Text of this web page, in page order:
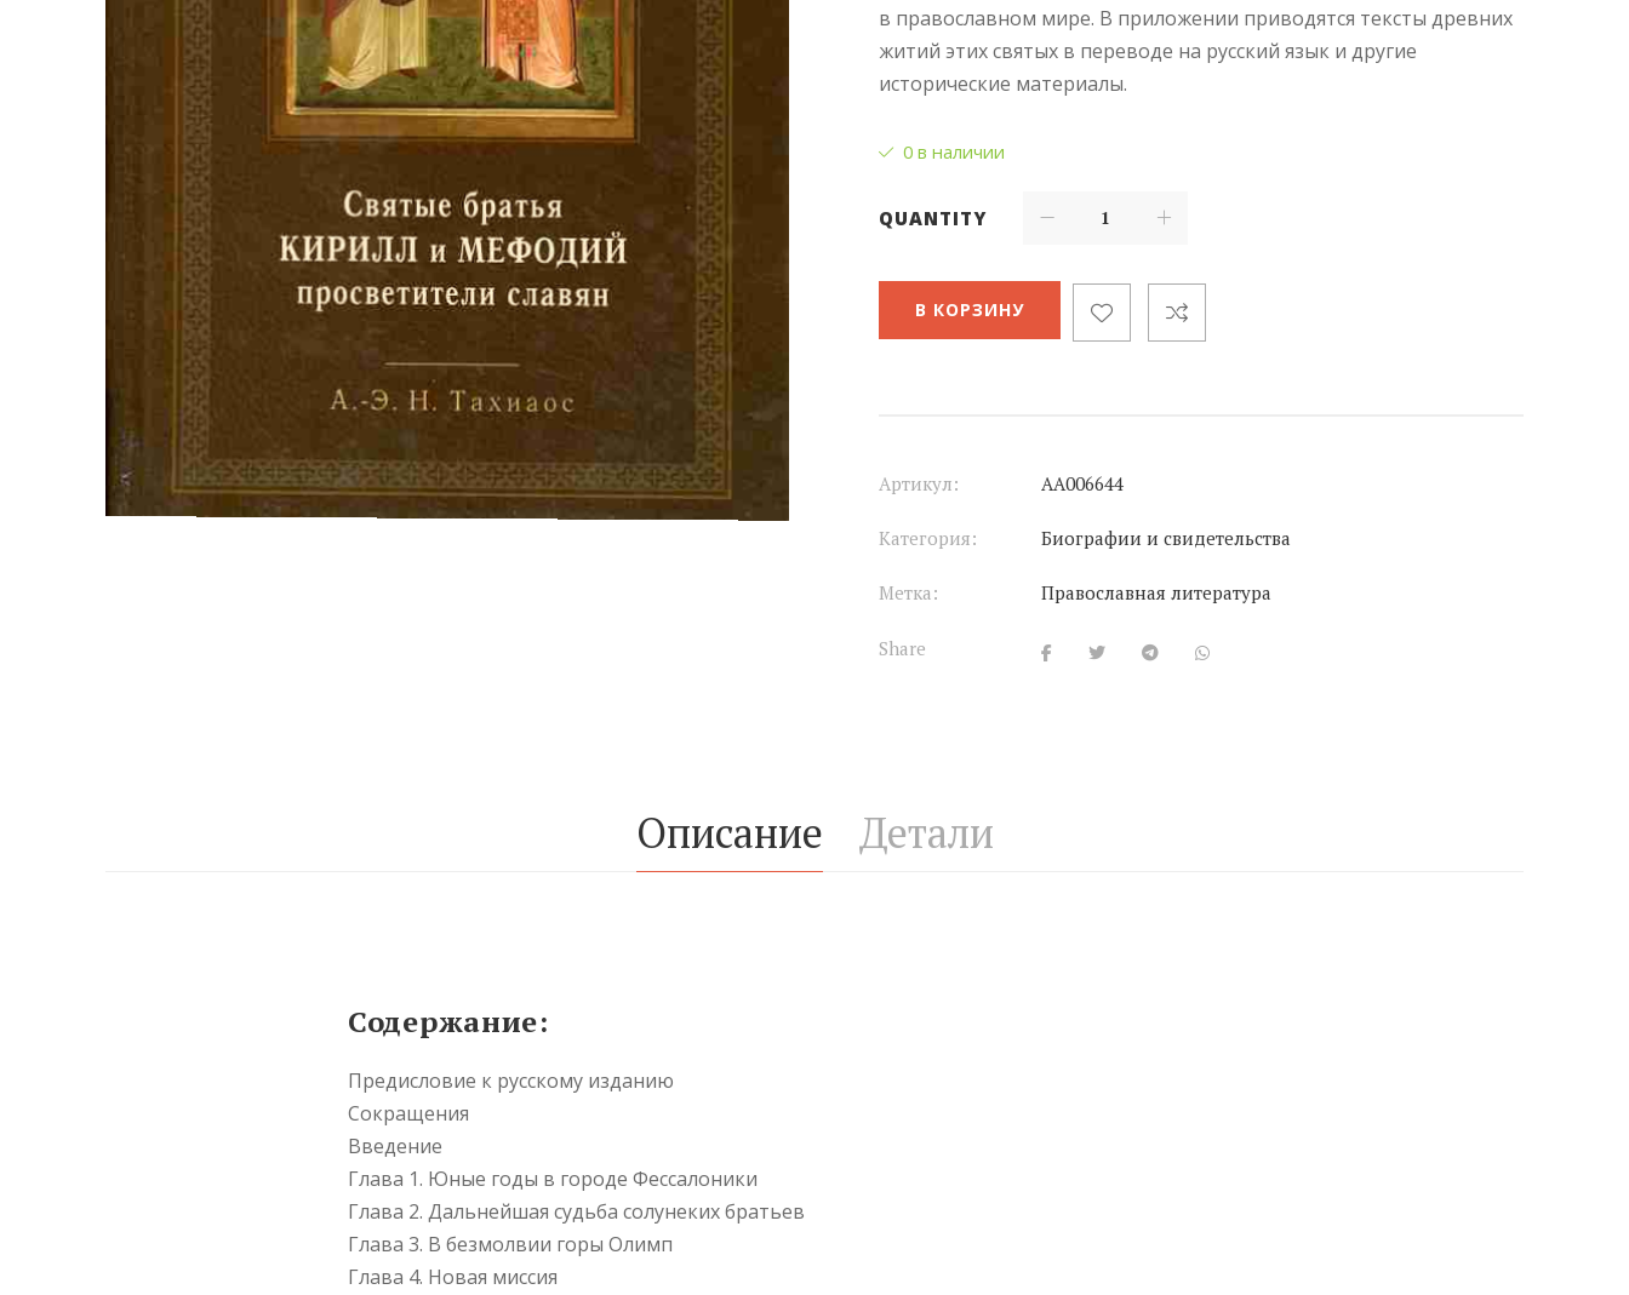
в православном мире. В приложении приводятся тексты древних
житий этих святых в переводе на русский язык и другие
исторические материалы.
0 в наличии
QUANTITY
В КОРЗИНУ
Артикул: АА006644
Категория: Биографии и свидетельства
Метка: Православная литература
Share
Описание Детали
Содержание:
Предисловие к русскому изданию
Сокращения
Введение
Глава 1. Юные годы в городе Фессалоники
Глава 2. Дальнейшая судьба солунеких братьев
Глава 3. В безмолвии горы Олимп
Глава 4. Новая миссия